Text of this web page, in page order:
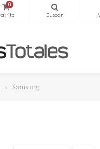
0
Samsung